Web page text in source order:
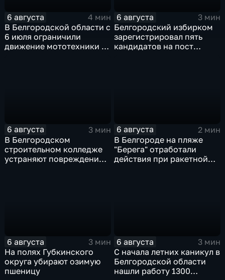
6 августа
4 мин
В Белгородской области с
6 июля ограничили
движение мототехники в
6 августа
3 мин
Белгородский избирком
зарегистрировал пять
кандидатов на пост
6 августа
3 мин
В Белгородском
строительном колледже
устраняют повреждения
6 августа
2 мин
В Белгороде на пляже
"Берега" отработали
действия при ракетной
6 августа
3 мин
На полях Губкинского
округа убирают озимую
пшеницу
6 августа
3 мин
С начала летних каникул в
Белгородской области
нашли работу 1300